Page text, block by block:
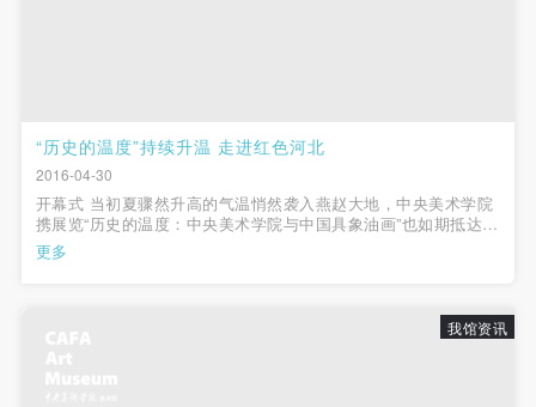
“历史的温度”持续升温 走进红色河北
2016-04-30
开幕式 当初夏骤然升高的气温悄然袭入燕赵大地，中央美术学院
携展览“历史的温度：中央美术学院与中国具象油画”也如期抵达河
北省会，并于4月29日下午在石家庄美术馆拉开帷幕。中央美术学
院党委副书记孙红培，中央美术学院老教授闻立鹏先生，苏高礼
更多
我馆资讯